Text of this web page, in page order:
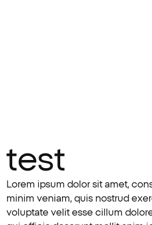
test
Lorem ipsum dolor sit amet,
minim veniam, quis nostrud
voluptate velit esse cillum